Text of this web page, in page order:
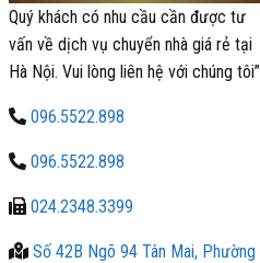
Quý khách có nhu cầu cần được tư
vấn về dịch vụ chuyển nhà giá rẻ tại
Hà Nội. Vui lòng liên hệ với chúng tôi”
096.5522.898
096.5522.898
024.2348.3399
Số 42B Ngõ 94 Tân Mai, Phường